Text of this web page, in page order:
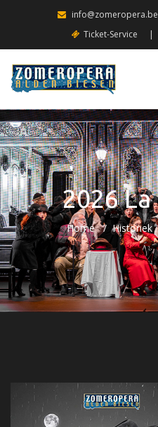
info@zomeropera.be
Ticket-Service
|
2026
Home Historiek